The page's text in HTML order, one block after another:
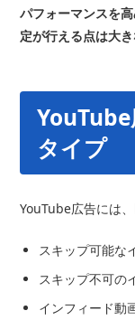
パフォーマンスを
定が行える点は大
タイプ
YouTube広告には
スキップ可能な
スキップ不可の
インフィード動